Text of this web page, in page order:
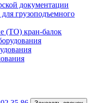
документации
грузоподъемного
(ТО) кран-балок